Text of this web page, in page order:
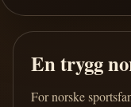
En trygg
For norske